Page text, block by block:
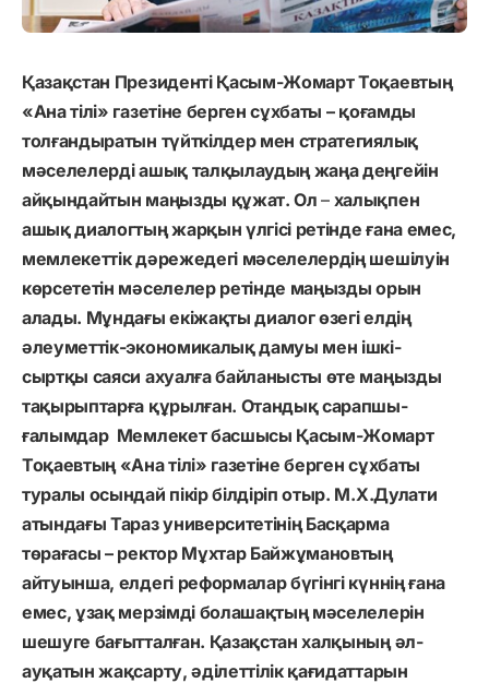
Қазақстан Президенті Қасым-Жомарт Тоқаевтың
«Ана тілі» газетіне берген сұхбаты – қоғамды
толғандыратын түйткілдер мен стратегиялық
мәселелерді ашық талқылаудың жаңа деңгейін
айқындайтын маңызды құжат. Ол– халықпен
ашық диалогтың жарқын үлгісі ретінде ғана емес,
мемлекеттік дәрежедегі мәселелердің шешілуін
көрсететін мәселелер ретінде маңызды орын
алады. Мұндағы екіжақты диалог өзегі елдің
әлеуметтік-экономикалық дамуы мен ішкі-
сыртқы саяси ахуалға байланысты өте маңызды
тақырыптарға құрылған. Отандық сарапшы-
ғалымдар Мемлекет басшысы Қасым-Жомарт
Тоқаевтың «Ана тілі» газетіне берген сұхбаты
туралы осындай пікір білдіріп отыр. М.Х.Дулати
атындағы Тараз университетінің Басқарма
төрағасы – ректор Мұхтар Байжұмановтың
айтуынша, елдегі реформалар бүгінгі күннің ғана
емес, ұзақ мерзімді болашақтың мәселелерін
шешуге бағытталған. Қазақстан халқының әл-
ауқатын жақсарту, әділеттілік қағидаттарын